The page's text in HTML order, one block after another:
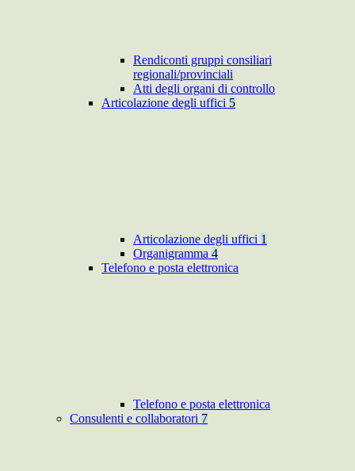
Rendiconti gruppi consiliari
regionali/provinciali
Atti degli organi di controllo
Articolazione degli uffici 5
Articolazione degli uffici 1
Organigramma 4
Telefono e posta elettronica
Telefono e posta elettronica
Consulenti e collaboratori 7